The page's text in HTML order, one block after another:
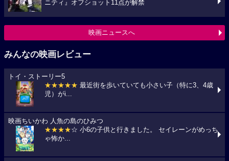
ニティ』オフショット11点が解禁
映画ニュースへ
みんなの映画レビュー
トイ・ストーリー5
★★★★★ 最近街を歩いていても小さい子（特に3、4歳
児）がi...
映画ちいかわ 人魚の島のひみつ
★★★★☆ 小6の子供と行きました。 セイレーンがめっち
ゃ怖か...